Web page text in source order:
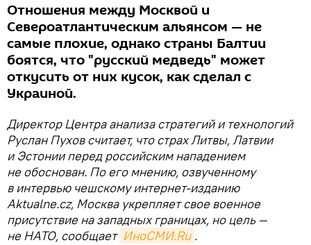
Отношения между Москвой и
Североатлантическим альянсом — не
самые плохие, однако страны Балтии
боятся, что "русский медведь" может
откусить от них кусок, как сделал с
Украиной.
Директор Центра анализа стратегий и технологий
Руслан Пухов считает, что страх Литвы, Латвии
и Эстонии перед российским нападением
не обоснован. По его мнению, озвученному
в интервью чешскому интернет-изданию
Aktualne.cz, Москва укрепляет свое военное
присутствие на западных границах, но цель —
не НАТО, сообщает ИноСМИ.Ru .